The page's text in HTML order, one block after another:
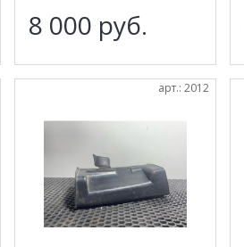
8 000 руб.
арт.: 2012